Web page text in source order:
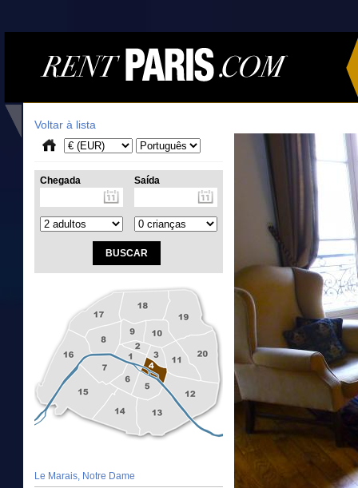
Voltar à lista
Chegada Saída
Le Marais, Notre Dame